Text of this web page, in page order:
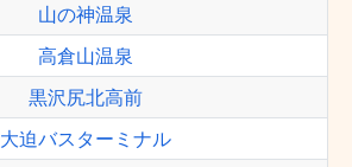
山の神温泉
高倉山温泉
黒沢尻北高前
大迫バスターミナル